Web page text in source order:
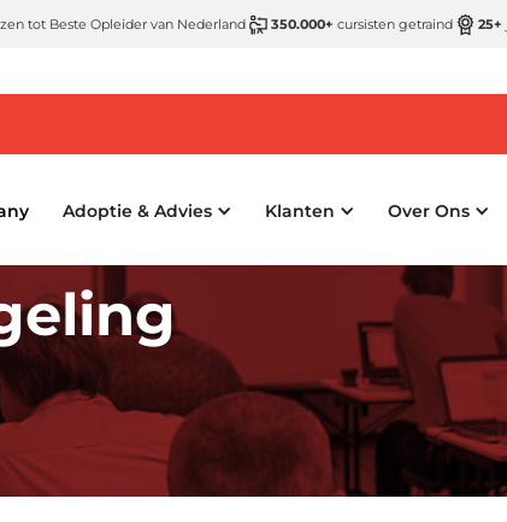
tot Beste Opleider van Nederland 350.000+ cursisten getraind 25+
Adoptie & Advies Klanten Over Ons